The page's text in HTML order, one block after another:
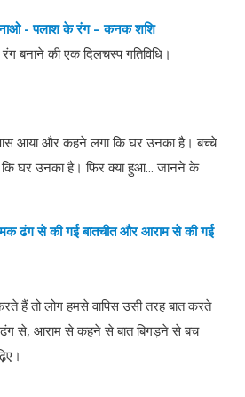
- पलाश के रंग – कनक शशि
बनाने की एक दिलचस्प गतिविधि।
पास आया और कहने लगा कि घर उनका है। बच्चे
कि घर उनका है। फिर क्या हुआ... जानने के
ढंग से की गई बातचीत और आराम से की गई
हैं तो लोग हमसे वापिस उसी तरह बात करते
से, आराम से कहने से बात बिगड़ने से बच